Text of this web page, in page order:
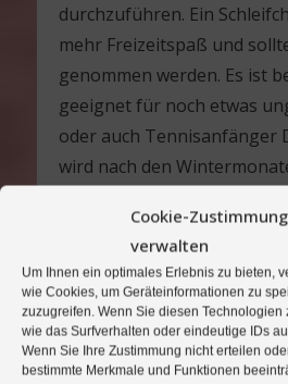
Cookie-Zustimmung
verwalten
Um Ihnen ein optimales Erlebnis zu bieten,
wie Cookies, um Geräteinformationen zu
zuzugreifen. Wenn Sie diesen Technologien
wie das Surfverhalten oder eindeutige IDs
Wenn Sie Ihre Zustimmung nicht erteilen
bestimmte Merkmale und Funktionen
durchzuführen. Ein
mehr Freizeitspaß und
genommen werden. Es ist
geeignet für noch etwas
oder auch Tennisanfänger
wird nach den
Vereinsmitglieder bietet
in das Leben im
bekommen. Wir wollen
Schleifchenturnier als
durchführen. Dabei